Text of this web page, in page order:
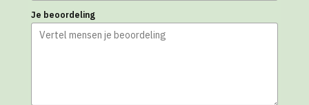
Je beoordeling